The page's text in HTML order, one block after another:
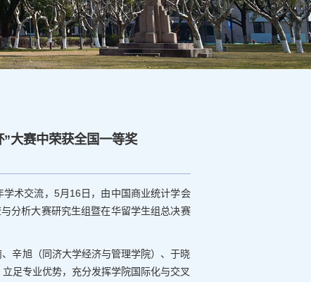
大赛中荣获全国一等奖
术交流，5月16日，由中国商业统计学会
分析大赛研究生组暨在华留学生组总决赛
辛旭（同济大学经济与管理学院）、于晓
足专业优势，充分发挥学院国际化与交叉